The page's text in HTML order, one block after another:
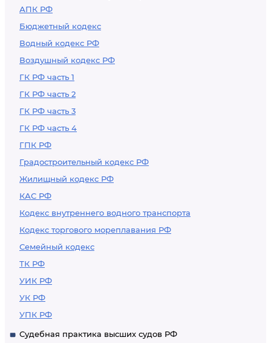
АПК РФ
Бюджетный кодекс
Водный кодекс РФ
Воздушный кодекс РФ
ГК РФ часть 1
ГК РФ часть 2
ГК РФ часть 3
ГК РФ часть 4
ГПК РФ
Градостроительный кодекс РФ
Жилищный кодекс РФ
КАС РФ
Кодекс внутреннего водного транспорта
Кодекс торгового мореплавания РФ
Семейный кодекс
ТК РФ
УИК РФ
УК РФ
УПК РФ
Судебная практика высших судов РФ